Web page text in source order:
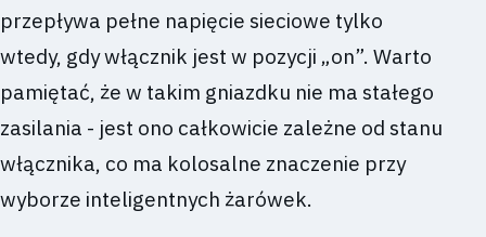
przepływa pełne napięcie sieciowe tylko
wtedy, gdy włącznik jest w pozycji „on”. Warto
pamiętać, że w takim gniazdku nie ma stałego
zasilania - jest ono całkowicie zależne od stanu
włącznika, co ma kolosalne znaczenie przy
wyborze inteligentnych żarówek.